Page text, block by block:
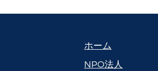
​ホーム
NPO法人